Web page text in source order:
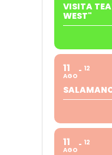
VISITA
WEST"
11
AGO
12
11
AGO
12